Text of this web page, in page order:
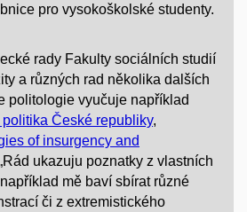
pro vysokoškolské studenty.
rady Fakulty sociálních studií
a různých rad několika dalších
politologie vyučuje například
České republiky,
of insurgency and
ukazuju poznatky z vlastních
mě baví sbírat různé
či z extremistického